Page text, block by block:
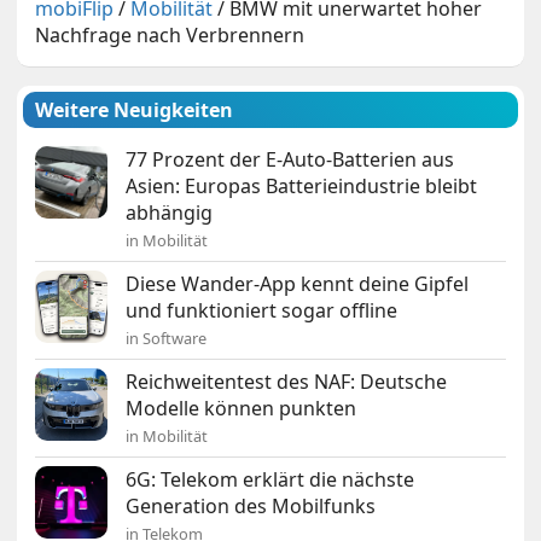
mobiFlip / Mobilität/ BMW mit unerwartet hoher
Nachfrage nach Verbrennern
Weitere Neuigkeiten
77 Prozent der E-Auto-Batterien aus
Asien: Europas Batterieindustrie bleibt
abhängig
in Mobilität
Diese Wander-App kennt deine Gipfel
und funktioniert sogar offline
in Software
Reichweitentest des NAF: Deutsche
Modelle können punkten
in Mobilität
6G: Telekom erklärt die nächste
Generation des Mobilfunks
in Telekom